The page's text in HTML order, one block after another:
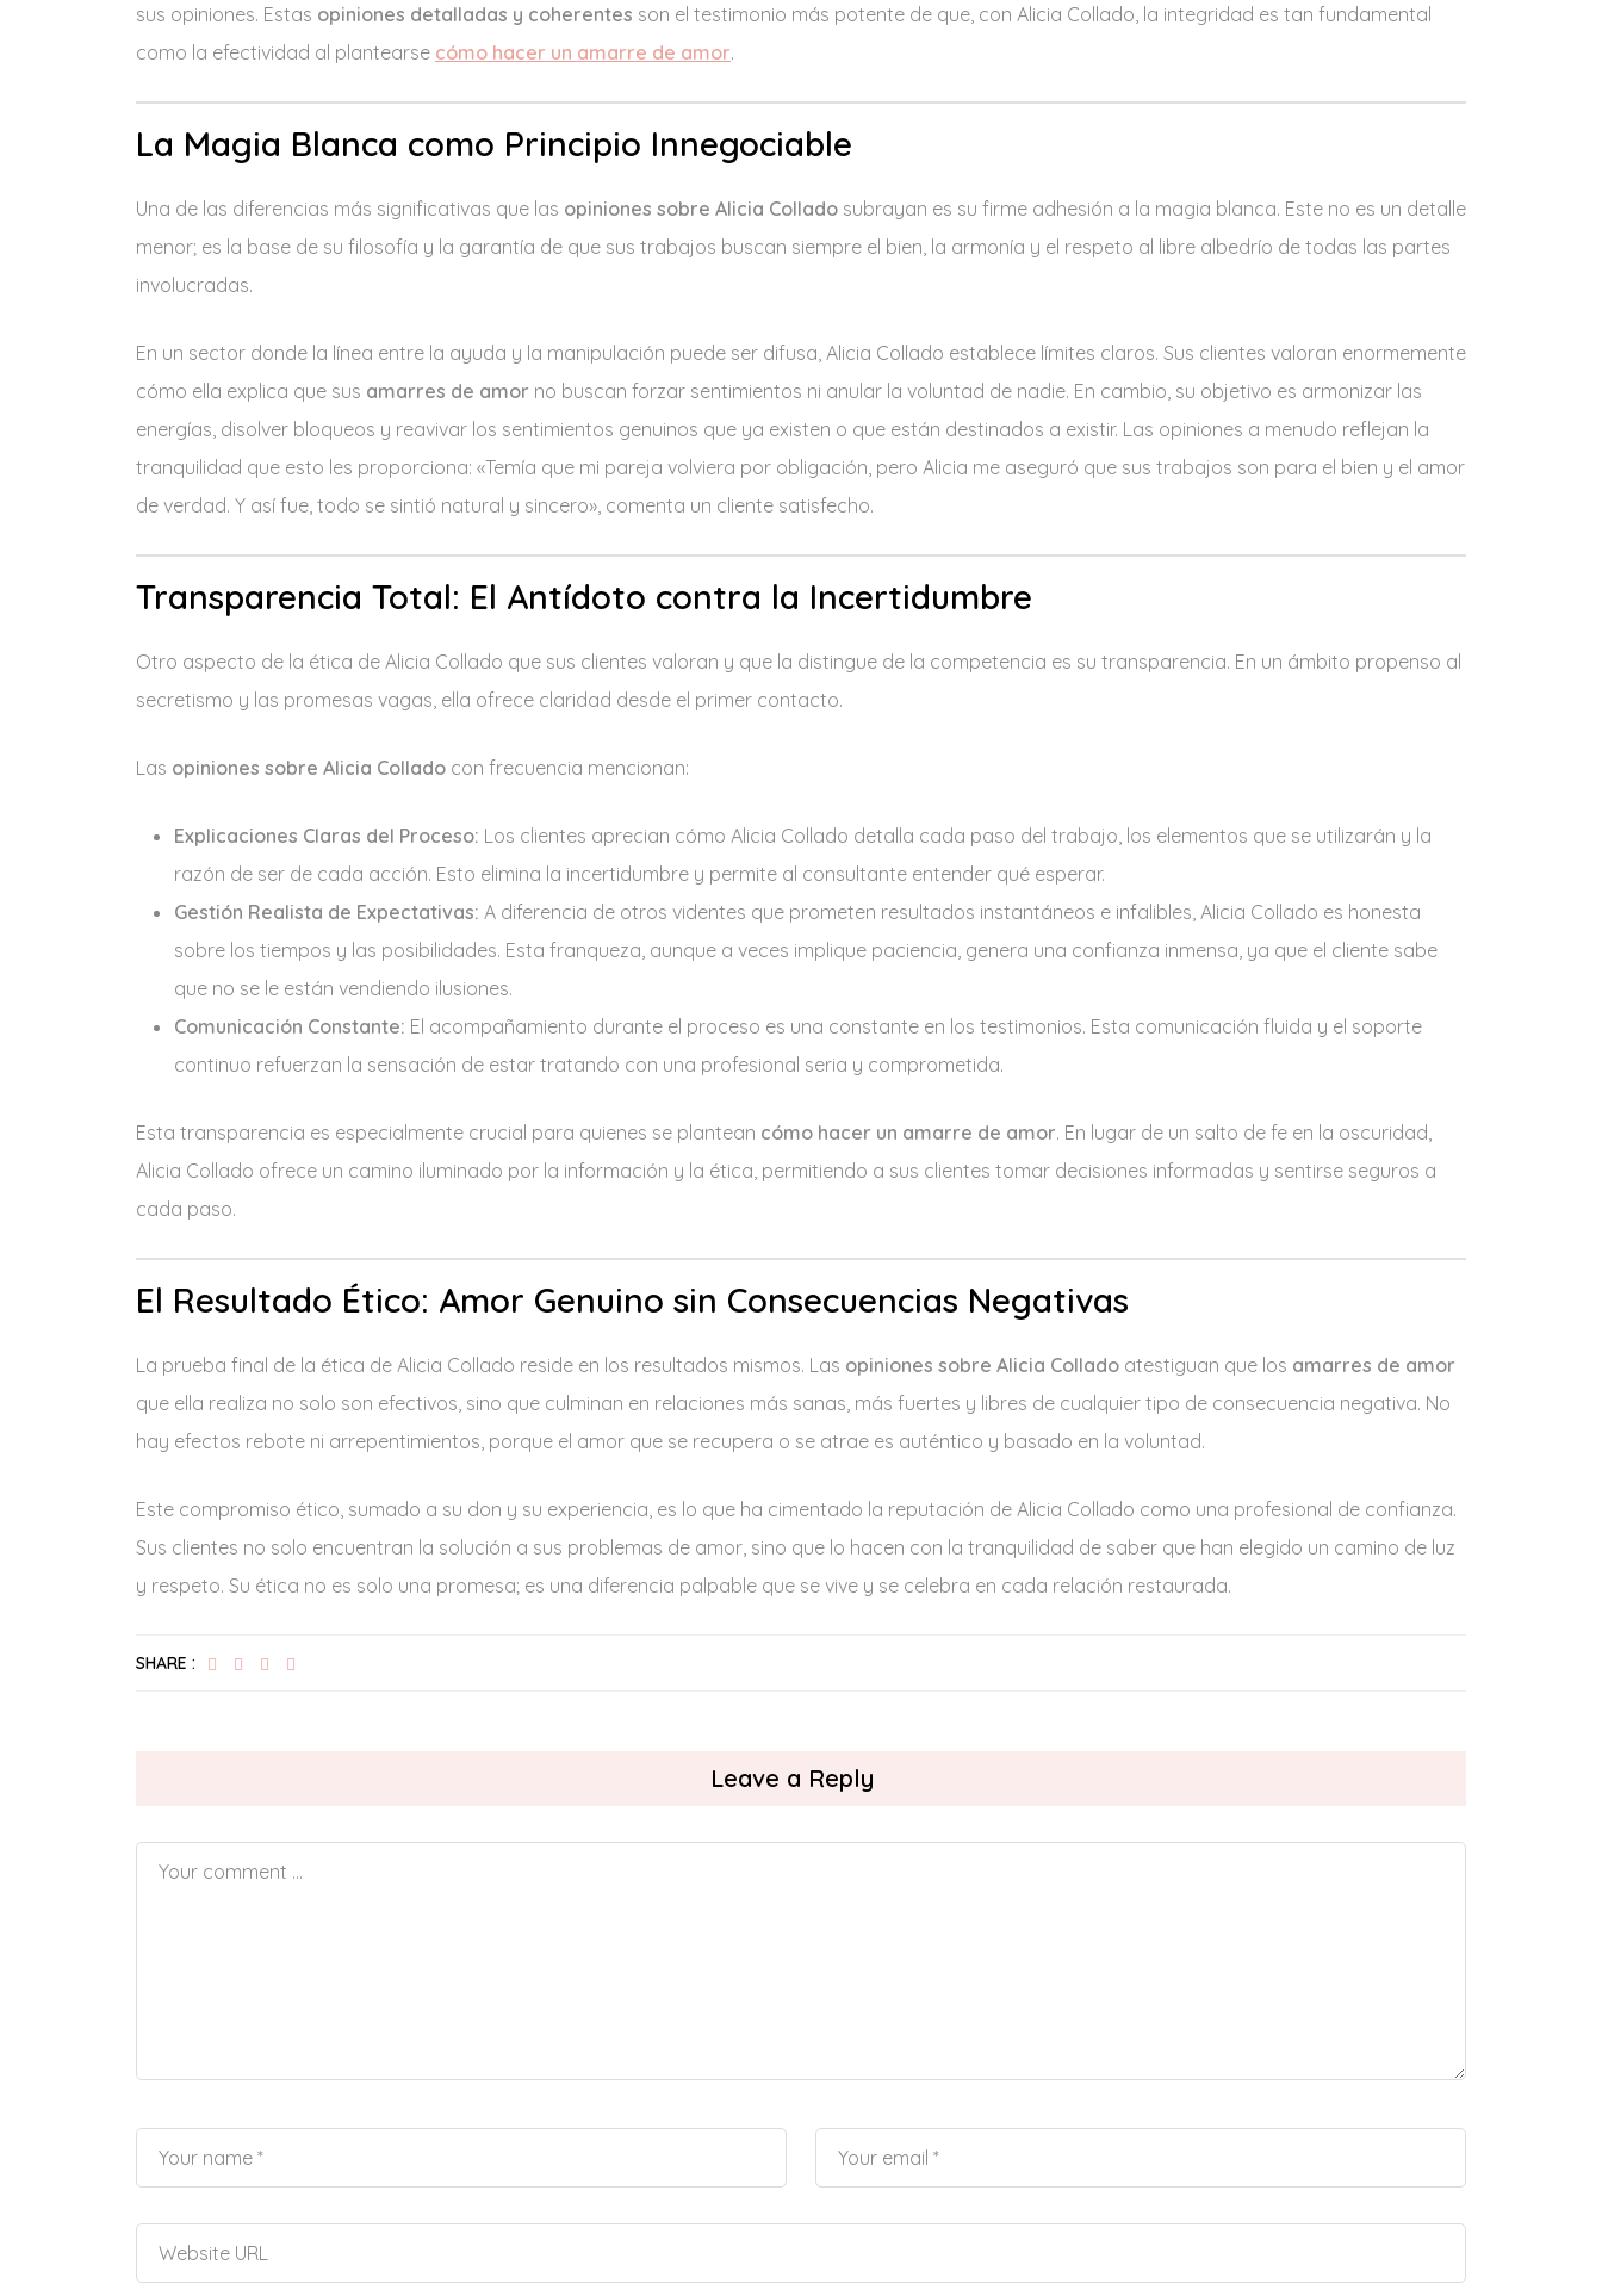
sus opiniones. Estas opiniones detalladas y coherentes son el testimonio más potente de que, con Alicia Collado, la integridad es tan fundamental
como la efectividad al plantearse cómo hacer un amarre de amor.
La Magia Blanca como Principio Innegociable
Una de las diferencias más significativas que las opiniones sobre Alicia Collado subrayan es su firme adhesión a la magia blanca. Este no es un detalle
menor; es la base de su filosofía y la garantía de que sus trabajos buscan siempre el bien, la armonía y el respeto al libre albedrío de todas las partes
involucradas.
En un sector donde la línea entre la ayuda y la manipulación puede ser difusa, Alicia Collado establece límites claros. Sus clientes valoran enormemente
cómo ella explica que sus amarres de amor no buscan forzar sentimientos ni anular la voluntad de nadie. En cambio, su objetivo es armonizar las
energías, disolver bloqueos y reavivar los sentimientos genuinos que ya existen o que están destinados a existir. Las opiniones a menudo reflejan la
tranquilidad que esto les proporciona: «Temía que mi pareja volviera por obligación, pero Alicia me aseguró que sus trabajos son para el bien y el amor
de verdad. Y así fue, todo se sintió natural y sincero», comenta un cliente satisfecho.
Transparencia Total: El Antídoto contra la Incertidumbre
Otro aspecto de la ética de Alicia Collado que sus clientes valoran y que la distingue de la competencia es su transparencia. En un ámbito propenso al
secretismo y las promesas vagas, ella ofrece claridad desde el primer contacto.
Las opiniones sobre Alicia Collado con frecuencia mencionan:
Explicaciones Claras del Proceso: Los clientes aprecian cómo Alicia Collado detalla cada paso del trabajo, los elementos que se utilizarán y la
razón de ser de cada acción. Esto elimina la incertidumbre y permite al consultante entender qué esperar.
Gestión Realista de Expectativas: A diferencia de otros videntes que prometen resultados instantáneos e infalibles, Alicia Collado es honesta
sobre los tiempos y las posibilidades. Esta franqueza, aunque a veces implique paciencia, genera una confianza inmensa, ya que el cliente sabe
que no se le están vendiendo ilusiones.
Comunicación Constante: El acompañamiento durante el proceso es una constante en los testimonios. Esta comunicación fluida y el soporte
continuo refuerzan la sensación de estar tratando con una profesional seria y comprometida.
Esta transparencia es especialmente crucial para quienes se plantean cómo hacer un amarre de amor. En lugar de un salto de fe en la oscuridad,
Alicia Collado ofrece un camino iluminado por la información y la ética, permitiendo a sus clientes tomar decisiones informadas y sentirse seguros a
cada paso.
El Resultado Ético: Amor Genuino sin Consecuencias Negativas
La prueba final de la ética de Alicia Collado reside en los resultados mismos. Las opiniones sobre Alicia Collado atestiguan que los amarres de amor
que ella realiza no solo son efectivos, sino que culminan en relaciones más sanas, más fuertes y libres de cualquier tipo de consecuencia negativa. No
hay efectos rebote ni arrepentimientos, porque el amor que se recupera o se atrae es auténtico y basado en la voluntad.
Este compromiso ético, sumado a su don y su experiencia, es lo que ha cimentado la reputación de Alicia Collado como una profesional de confianza.
Sus clientes no solo encuentran la solución a sus problemas de amor, sino que lo hacen con la tranquilidad de saber que han elegido un camino de luz
y respeto. Su ética no es solo una promesa; es una diferencia palpable que se vive y se celebra en cada relación restaurada.
SHARE :
Leave a Reply